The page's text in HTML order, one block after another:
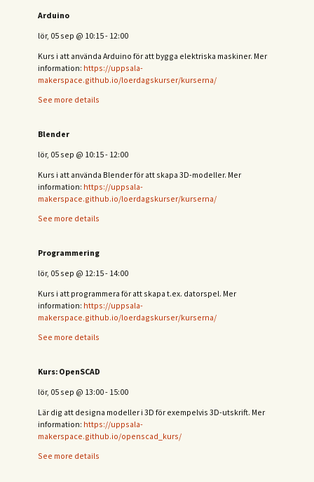
Arduino
lör, 05 sep @ 10:15- 12:00
Kurs i att använda Arduino för att bygga elektriska maskiner. Mer
information: https://uppsala-
makerspace.github.io/loerdagskurser/kurserna/
See more details
Blender
lör, 05 sep @ 10:15- 12:00
Kurs i att använda Blender för att skapa 3D-modeller. Mer
information: https://uppsala-
makerspace.github.io/loerdagskurser/kurserna/
See more details
Programmering
lör, 05 sep @ 12:15- 14:00
Kurs i att programmera för att skapa t.ex. datorspel. Mer
information: https://uppsala-
makerspace.github.io/loerdagskurser/kurserna/
See more details
Kurs: OpenSCAD
lör, 05 sep @ 13:00- 15:00
Lär dig att designa modeller i 3D för exempelvis 3D-utskrift. Mer
information: https://uppsala-
makerspace.github.io/openscad_kurs/
See more details